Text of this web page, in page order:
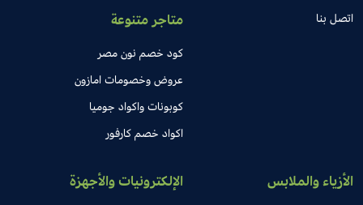
اتصل بنا
متاجر متنوعة
كود خصم نون مصر
عروض وخصومات امازون
كوبونات واكواد جوميا
اكواد خصم كارفور
الأزياء والملابس الإلكترونيات والأجهزة